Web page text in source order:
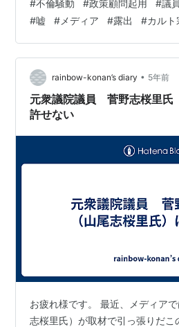
問起用 ④議員パス不適切使用 次
みがたたないと判断すると、全て
衆議員を退かれました。 記者会
悪くなるので、youtubeで一方的
す。 おまけに元不倫相手の妻が…
#不倫騒動 #政策顧問起用 #議
#嘘 # メディア #露出 #カルト
rainbow-konan’s diary • 5年前
元衆議院議員 菅野志桜里氏
許せない
お疲れ様です。 最近、メディア
志桜里氏）が取材で引っ張りだこ